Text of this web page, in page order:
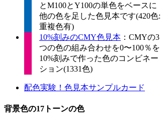
とM100とY100の単色をベースに
他の色を足した色見本です(420色:
重複色有)
10%刻みのCMY色見本 ：CMYの3
つの色の組み合わせを0〜100％を
10%刻みで作った色のコンビネー
ション(1331色)
配色実験！色見本サンプルカード
背景色の17トーンの色